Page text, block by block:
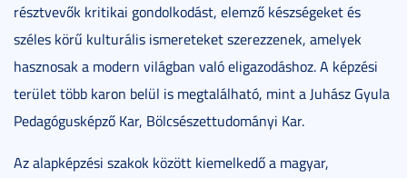
résztvevők kritikai gondolkodást, elemző készségeket és
széles körű kulturális ismereteket szerezzenek, amelyek
hasznosak a modern világban való eligazodáshoz. A képzési
terület több karon belül is megtalálható, mint a Juhász Gyula
Pedagógusképző Kar, Bölcsészettudományi Kar.
Az alapképzési szakok között kiemelkedő a magyar,